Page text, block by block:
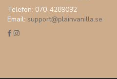
Telefon: 070-4289092
Email: support@plainvanilla.se